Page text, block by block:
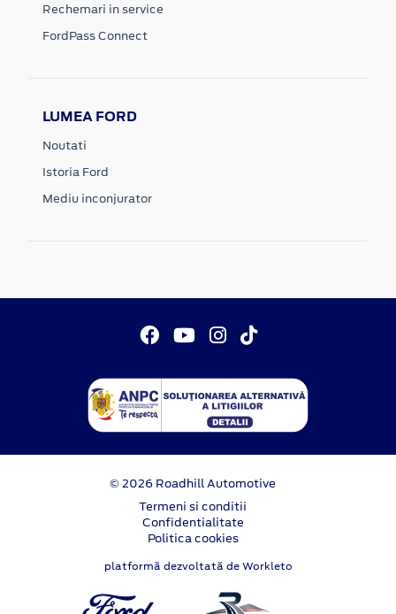
Rechemari in service
FordPass Connect
LUMEA FORD
Noutati
Istoria Ford
Mediu inconjurator
© 2026 Roadhill Automotive
Termeni si conditii
Confidentialitate
Politica cookies
platformă dezvoltată de Workleto